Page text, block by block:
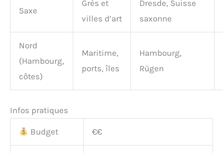
Saxe
Grès et
villes d’art
Dresde, Suisse
saxonne
Nord
(Hambourg,
côtes)
Maritime,
ports, îles
Hambourg,
Rügen
Infos pratiques
Budget €€